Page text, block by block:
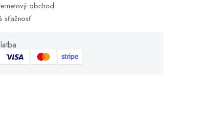
obchod
sťažnosť